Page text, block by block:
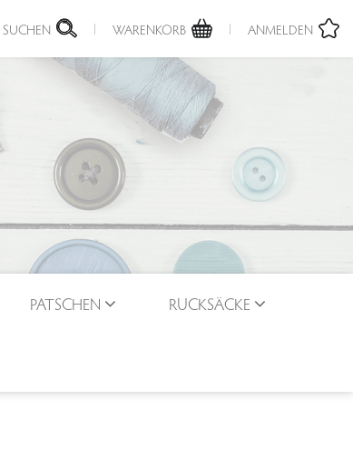
SUCHEN WARENKORB ANMELDEN
PATSCHEN RUCKSÄCKE